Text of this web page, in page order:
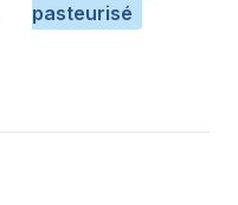
pasteurisé